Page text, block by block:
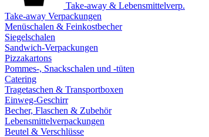
Take-away & Lebensmittelverp.
Take-away Verpackungen
Menüschalen & Feinkostbecher
Siegelschalen
Sandwich-Verpackungen
Pizzakartons
Pommes-, Snackschalen und -tüten
Catering
Tragetaschen & Transportboxen
Einweg-Geschirr
Becher, Flaschen & Zubehör
Lebensmittelverpackungen
Beutel & Verschlüsse